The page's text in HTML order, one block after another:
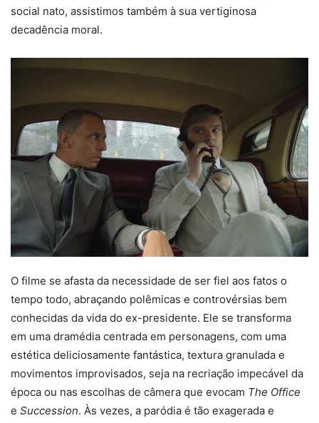
social nato, assistimos também à sua vertiginosa
decadência moral.
O filme se afasta da necessidade de ser fiel aos fatos o
tempo todo, abraçando polêmicas e controvérsias bem
conhecidas da vida do ex-presidente. Ele se transforma
em uma dramédia centrada em personagens, com uma
estética deliciosamente fantástica, textura granulada e
movimentos improvisados, seja na recriação impecável da
época ou nas escolhas de câmera que evocam The Office
e Succession. Às vezes, a paródia é tão exagerada e